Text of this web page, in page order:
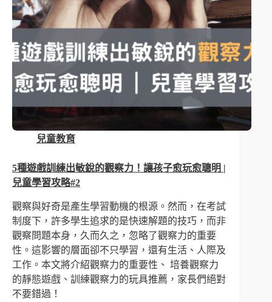
兒童教育
5種遊戲訓練出敏銳的觀察力！讓孩子愈玩愈聰明 |
兒童學習攻略#2
觀察與好奇是產生學習動機的根源。然而，在考試
制度下，許多學生追求的是快速解題的技巧，而非
觀察問題本身，久而久之，忽略了觀察力的重要
性。這影響的層面卻不只學習，還有生活、人際及
工作。本文將介紹觀察力的重要性、 培養觀察力
的靜態遊戲、訓練觀察力的玩具推薦，家長們絕對
不要錯過！